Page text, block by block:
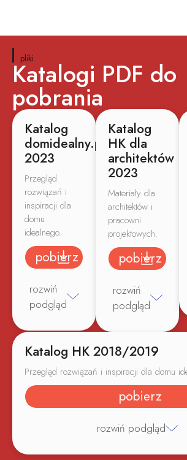
pliki
Katalogi PDF do
pobrania
Katalog
domidealny.pro
2023
Przegląd
rozwiązań i
inspiracji dla
domu
idealnego.
pobierz
rozwiń
podgląd
Katalog
HK dla
architektów
2023
Materiały dla
architektów i
pracowni
projektowych.
pobierz
rozwiń
podgląd
Katalog HK 2018/2019
Przegląd rozwiązań i inspiracji dla domu
pobierz
rozwiń podgląd